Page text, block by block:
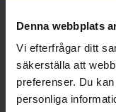
Denna webbplats
Vi efterfrågar ditt
säkerställa att
preferenser. Du
personliga